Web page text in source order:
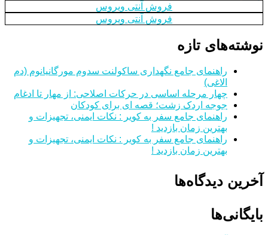
فروش آنتی ویروس
فروش آنتی ویروس
نوشته‌های تازه
راهنمای جامع نگهداری ساکولنت سدوم مورگانیانوم (دم
الاغی)
چهار مرحله اساسی در حرکات اصلاحی: از مهار تا ادغام
جوجه اردک زشت؛ قصه ای برای کودکان
راهنمای جامع سفر به کویر : نکات ایمنی، تجهیزات و
بهترین زمان بازدید !
راهنمای جامع سفر به کویر : نکات ایمنی، تجهیزات و
بهترین زمان بازدید !
آخرین دیدگاه‌ها
بایگانی‌ها